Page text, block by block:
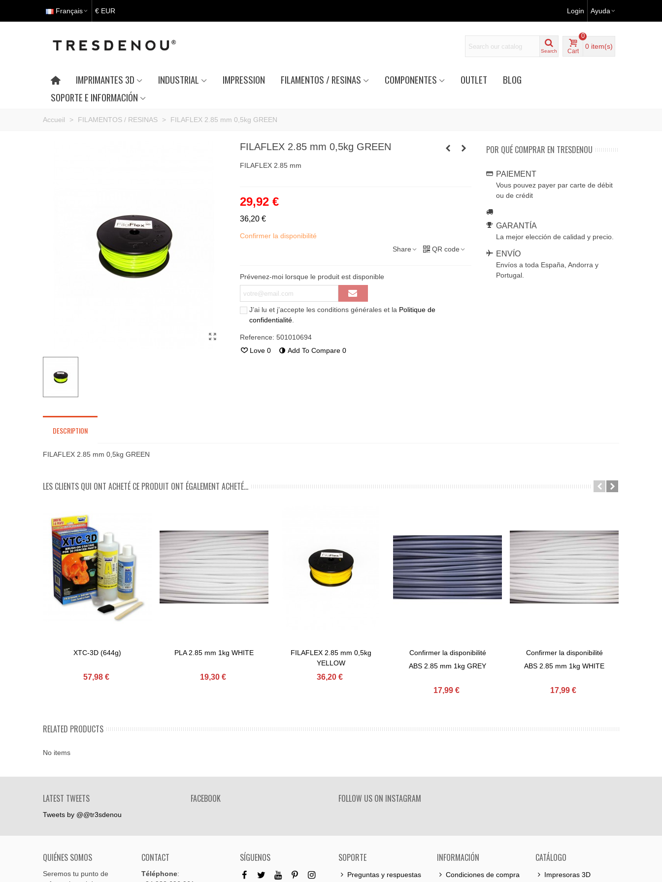
Français € EUR Login Ayuda
Search Cart
0
0 item(s)
IMPRIMANTES 3D INDUSTRIAL IMPRESSION FILAMENTOS / RESINAS COMPONENTES OUTLET
BLOG
SOPORTE E INFORMACIÓN
Accueil > FILAMENTOS / RESINAS > FILAFLEX 2.85 mm 0,5kg GREEN
FILAFLEX 2.85 mm 0,5kg GREEN
FILAFLEX 2.85 mm
29,92 €
36,20 €
Confirmer la disponibilité
Share
QR code
Prévenez-moi lorsque le produit est disponible
J’ai lu et j’accepte les conditions générales et la Politique de
confidentialité.
Reference: 501010694
Love 0 Add To Compare 0
POR QUÉ COMPRAR EN TRESDENOU
PAIEMENT
Vous pouvez payer par carte de débit
ou de crédit
GARANTÍA
La mejor elección de calidad y precio.
ENVÍO
Envíos a toda España, Andorra y
Portugal.
DESCRIPTION
FILAFLEX 2.85 mm 0,5kg GREEN
LES CLIENTS QUI ONT ACHETÉ CE PRODUIT ONT ÉGALEMENT ACHETÉ...
Ajouter Au Panier
XTC-3D (644g)
57,98 €
Ajouter Au Panier
PLA 2.85 mm 1kg WHITE
19,30 €
Ajouter Au Panier
FILAFLEX 2.85 mm 0,5kg
YELLOW
36,20 €
View More
Confirmer la disponibilité
ABS 2.85 mm 1kg GREY
17,99 €
View More
Confirmer la disponibilité
ABS 2.85 mm 1kg WHITE
17,99 €
RELATED PRODUCTS
No items
LATEST TWEETS
Tweets by @@tr3sdenou
FACEBOOK FOLLOW US ON INSTAGRAM
QUIÉNES SOMOS
Seremos tu punto de
CONTACT
Téléphone:
SÍGUENOS SOPORTE
Preguntas y respuestas
INFORMACIÓN
Condiciones de compra
CATÁLOGO
Impresoras 3D